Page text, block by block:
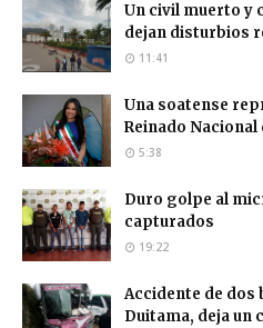
Un civil muerto y
dejan disturbios
11:41
Una soatense
Reinado Nacional
5:38
Duro golpe al
capturados
19:22
Accidente de dos
Duitama, deja un